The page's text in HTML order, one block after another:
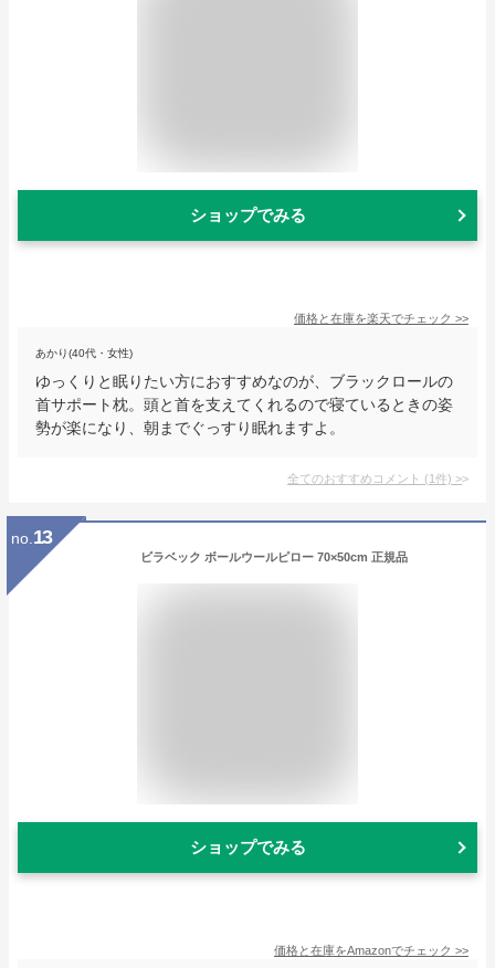
ショップでみる
価格と在庫を楽天でチェック >>
あかり(40代・女性)
ゆっくりと眠りたい方におすすめなのが、ブラックロールの
首サポート枕。頭と首を支えてくれるので寝ているときの姿
勢が楽になり、朝までぐっすり眠れますよ。
全てのおすすめコメント (1件) >
no. 13
ビラベック ボールウールピロー 70×50cm 正規品
ショップでみる
価格と在庫をAmazonでチェック >>